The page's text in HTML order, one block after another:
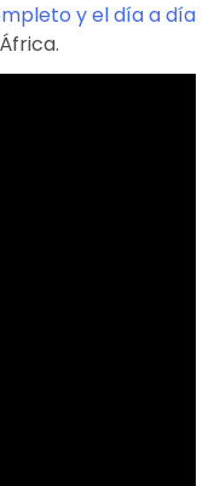
y el día a día